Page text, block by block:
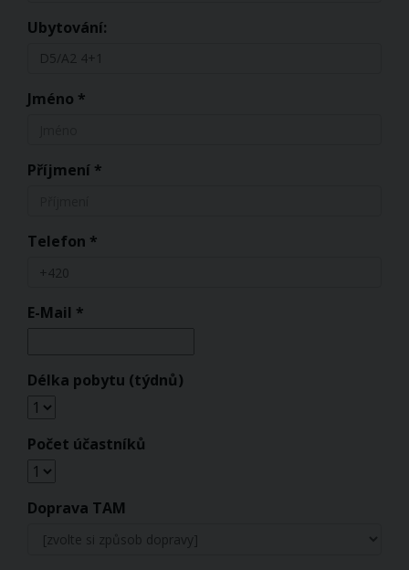
Ubytování:
D5/A2 4+1
Jméno *
Příjmení *
Telefon *
E-Mail *
Délka pobytu (týdnů)
Počet účastníků
Doprava TAM